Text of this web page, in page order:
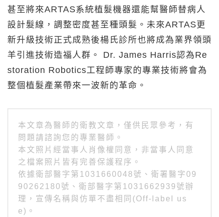
甚至將來ARTAS系統植髮機器還能幫醫師替病人
設計髮線，調整密度甚至種頭髮。未來ARTAS更
新升級技術正式成熟後楊氏診所也將成為業界領頭
羊引進技術造福人群。 Dr. James Harris認為Re
storation Robotics工程師專家的專業技術將會為
整個植髮產業帶來一波新的革命。
本文章為醫師的衛教文章，僅供民眾參考，有
問題請諮詢您的專業醫師。
本文照片經當事人肖像權同意，非當事人同意
之檔案照片皆有完善保護程序。
依據衛部醫字第1031660048號、衛署醫字09
90262180號、衛部醫字第1031662939號辦
理，宣傳名稱與仿單不盡相同(Off-label us
e)。